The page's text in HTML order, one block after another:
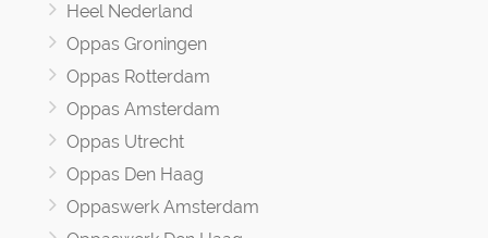
Heel Nederland
Oppas Groningen
Oppas Rotterdam
Oppas Amsterdam
Oppas Utrecht
Oppas Den Haag
Oppaswerk Amsterdam